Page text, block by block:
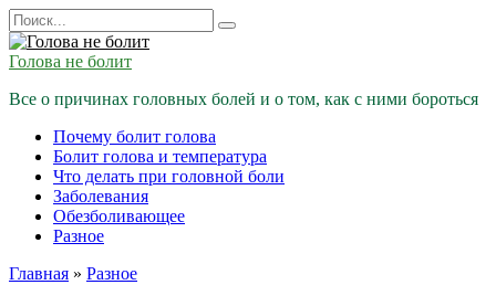
Перейти
к
содержанию
Search
for:
Голова не болит
Все о причинах головных болей и о том, как с ними бороться
Почему болит голова
Болит голова и температура
Что делать при головной боли
Заболевания
Обезболивающее
Разное
Главная » Разное